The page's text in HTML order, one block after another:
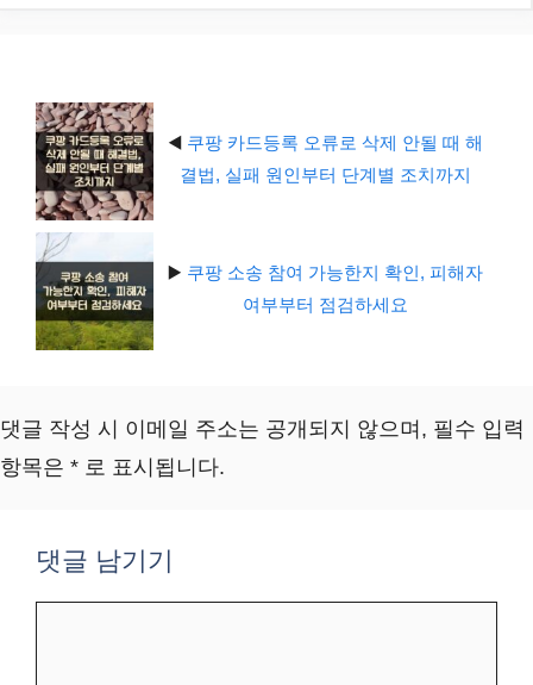
◀️ 쿠팡 카드등록 오류로 삭제 안될 때 해
결법, 실패 원인부터 단계별 조치까지
▶️ 쿠팡 소송 참여 가능한지 확인, 피해자
여부부터 점검하세요
댓글 작성 시 이메일 주소는 공개되지 않으며, 필수 입력
항목은 * 로 표시됩니다.
댓글 남기기